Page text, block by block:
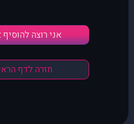
אני רוצה להוסיף
חזרה לדף